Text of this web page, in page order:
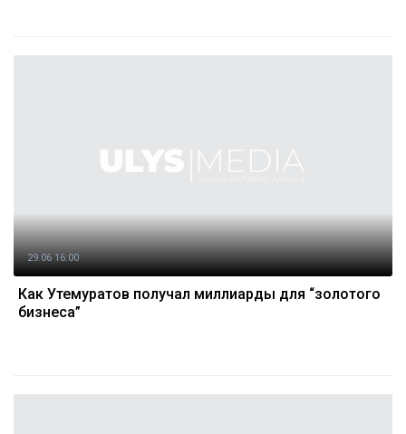
29.06 16:00
Как Утемуратов получал миллиарды для “золотого
бизнеса”